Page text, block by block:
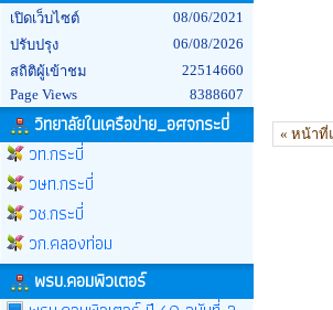
เปิดเว็บไซต์
08/06/2021
ปรับปรุง
06/08/2026
สถิติผู้เข้าชม
22514660
Page Views
8388607
วิทยาลัยในเครือข่าย_อศจกระบี่
วท.กระบี่
วษท.กระบี่
วช.กระบี่
วก.คลองท่อม
พรบ.คอมพิวเตอร์
« หน้าที่